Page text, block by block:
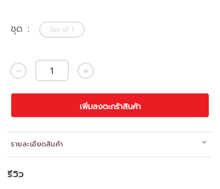
ชุด Set of 1
เพิ่มลงตะกร้าสินค้า
รายละเอียดสินค้า
รีวิว